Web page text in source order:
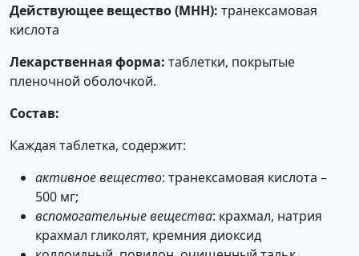
Действующее вещество (МНН): транексамовая
кислота
Лекарственная форма: таблетки, покрытые
пленочной оболочкой.
Состав:
Каждая таблетка, содержит:
активное вещество: транексамовая кислота –
500 мг;
вспомогательные вещества: крахмал, натрия
крахмал гликолят, кремния диоксид